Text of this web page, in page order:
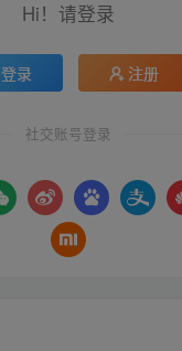
Hi！请登录
登录 注册
社交账号登录